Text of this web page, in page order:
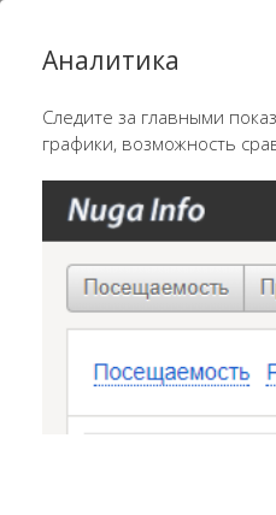
Аналитика
Следите за главными
графики, возможность